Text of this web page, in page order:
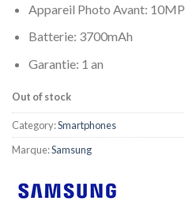
Appareil Photo Avant: 10MP
Batterie: 3700mAh
Garantie: 1 an
Out of stock
Category:Smartphones
Marque:Samsung